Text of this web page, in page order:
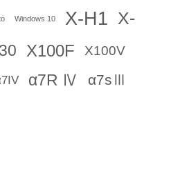
Windows 10 X-H1 X-
X100F X100V
α7R Ⅳ α7sⅢ